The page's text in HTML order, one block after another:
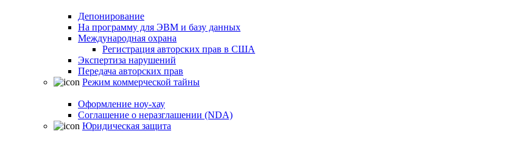
Депонирование
На программу для ЭВМ и базу данных
Международная охрана
Регистрация авторских прав в США
Экспертиза нарушений
Передача авторских прав
Режим коммерческой тайны
Оформление ноу-хау
Соглашение о неразглашении (NDA)
Юридическая защита